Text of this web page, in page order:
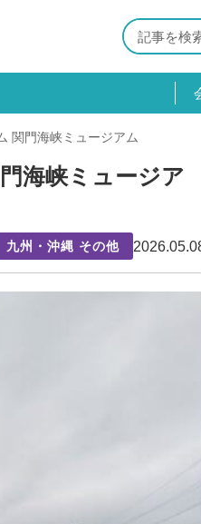
関門海峡ミュージアム
海峡ミュージア
九州・沖縄 その他